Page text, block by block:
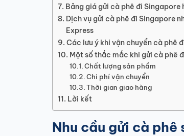
Bảng giá gửi cà phê đi Singapore
Dịch vụ gửi cà phê đi Singapore
Express
Các lưu ý khi vận chuyển cà phê
Một số thắc mắc khi gửi cà phê
Chất lượng sản phẩm
Chi phí vận chuyển
Thời gian giao hàng
Lời kết
Nhu cầu gửi cà